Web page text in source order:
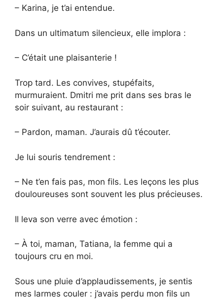
– Karina, je t’ai entendue.
Dans un ultimatum silencieux, elle implora :
– C’était une plaisanterie !
Trop tard. Les convives, stupéfaits,
murmuraient. Dmitri me prit dans ses bras le
soir suivant, au restaurant :
– Pardon, maman. J’aurais dû t’écouter.
Je lui souris tendrement :
– Ne t’en fais pas, mon fils. Les leçons les plus
douloureuses sont souvent les plus précieuses.
Il leva son verre avec émotion :
– À toi, maman, Tatiana, la femme qui a
toujours cru en moi.
Sous une pluie d’applaudissements, je sentis
mes larmes couler : j’avais perdu mon fils un